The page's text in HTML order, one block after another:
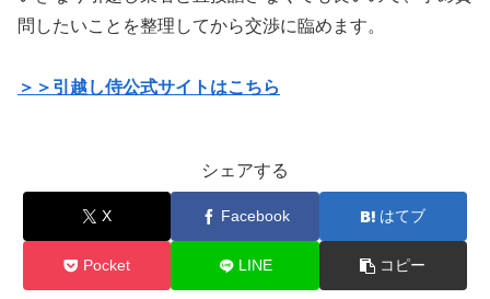
問したいことを整理してから交渉に臨めます。
＞＞引越し侍公式サイトはこちら
シェアする
X Facebook はてブ
Pocket LINE コピー